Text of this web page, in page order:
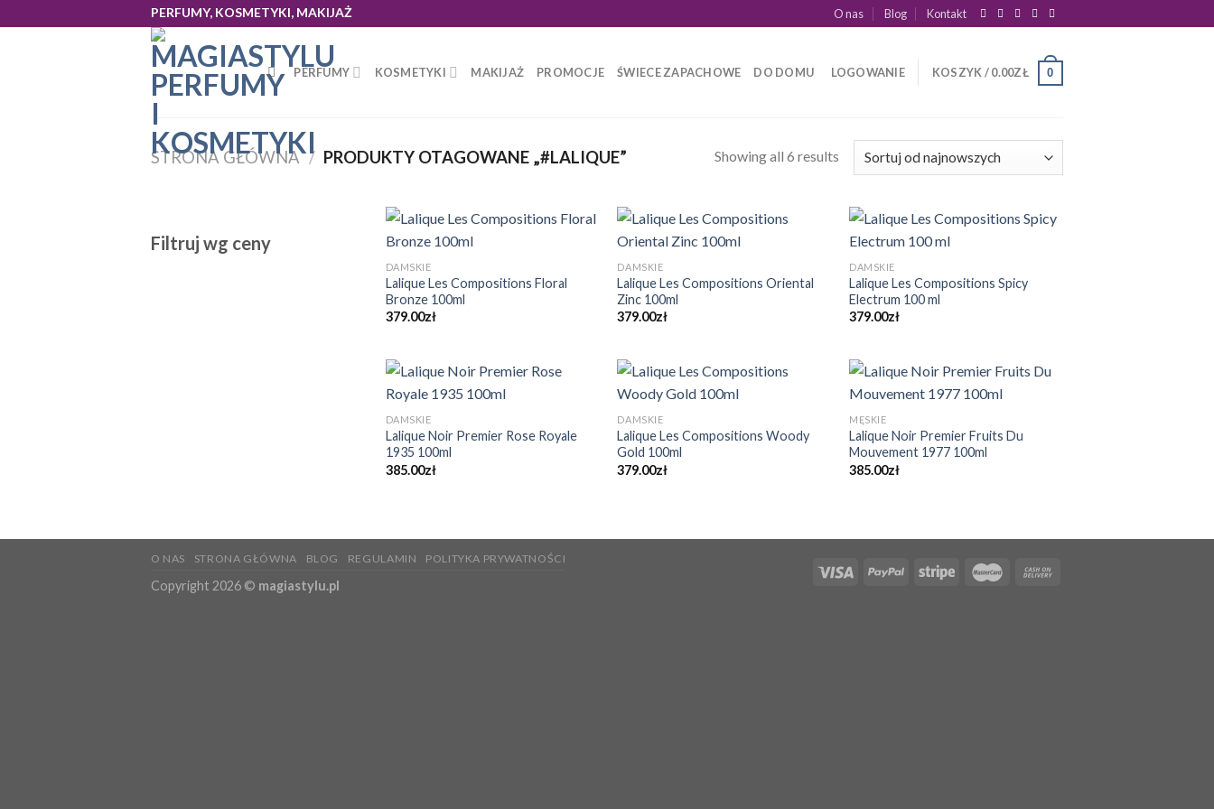
to
PERFUMY, KOSMETYKI, MAKIJAŻ O nas Blog Kontakt
PERFUMY KOSMETYKI MAKIJAŻ PROMOCJE ŚWIECE ZAPACHOWE DO DOMU LOGOWANIE KOSZYK /0.00ZŁ 0
STRONA GŁÓWNA / PRODUKTY OTAGOWANE „#LALIQUE” Showing all 6 results
Filtruj wg ceny
DAMSKIE
Lalique Les Compositions Floral
Bronze 100ml
379.00zł
DAMSKIE
Lalique Les Compositions Oriental
Zinc 100ml
379.00zł
DAMSKIE
Lalique Les Compositions Spicy
Electrum 100 ml
379.00zł
DAMSKIE
Lalique Noir Premier Rose Royale
1935 100ml
385.00zł
DAMSKIE
Lalique Les Compositions Woody
Gold 100ml
379.00zł
MĘSKIE
Lalique Noir Premier Fruits Du
Mouvement 1977 100ml
385.00zł
O NAS STRONA GŁÓWNA BLOG REGULAMIN POLITYKA PRYWATNOŚCI
Copyright 2026 © magiastylu.pl